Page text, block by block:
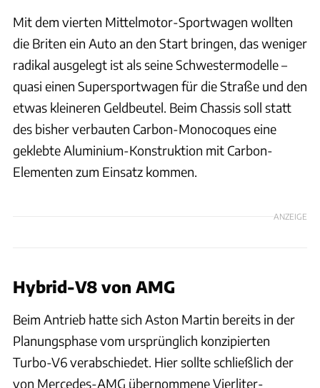
Mit dem vierten Mittelmotor-Sportwagen wollten
die Briten ein Auto an den Start bringen, das weniger
radikal ausgelegt ist als seine Schwestermodelle –
quasi einen Supersportwagen für die Straße und den
etwas kleineren Geldbeutel. Beim Chassis soll statt
des bisher verbauten Carbon-Monocoques eine
geklebte Aluminium-Konstruktion mit Carbon-
Elementen zum Einsatz kommen.
ANZEIGE
Hybrid-V8 von AMG
Beim Antrieb hatte sich Aston Martin bereits in der
Planungsphase vom ursprünglich konzipierten
Turbo-V6 verabschiedet. Hier sollte schließlich der
von Mercedes-AMG übernommene Vierliter-